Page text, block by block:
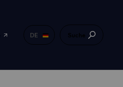
DE Suche